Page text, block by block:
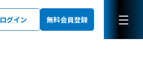
ログイン 無料会員登録